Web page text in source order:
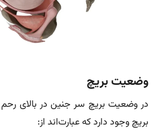
وضعیت بریچ
در وضعیت بریچ سر جنین در بالای
بریچ وجود دارد که عبارت‌اند از: